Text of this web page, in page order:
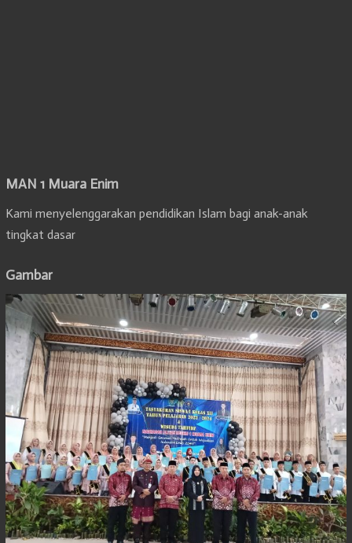
MAN 1 Muara Enim
Kami menyelenggarakan pendidikan Islam bagi anak-anak
tingkat dasar
Gambar